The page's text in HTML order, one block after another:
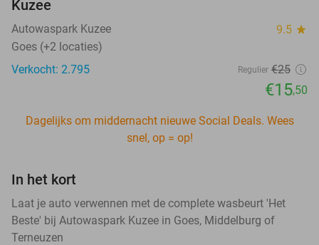
Kuzee
Autowaspark Kuzee 9.5 star
Goes (+2 locaties)
Verkocht: 2.795
Regulier €25
€15,50
Dagelijks om middernacht nieuwe Social Deals. Wees
snel, op = op!
In het kort
Laat je auto verwennen met de complete wasbeurt 'Het
Beste' bij Autowaspark Kuzee in Goes, Middelburg of
Terneuzen